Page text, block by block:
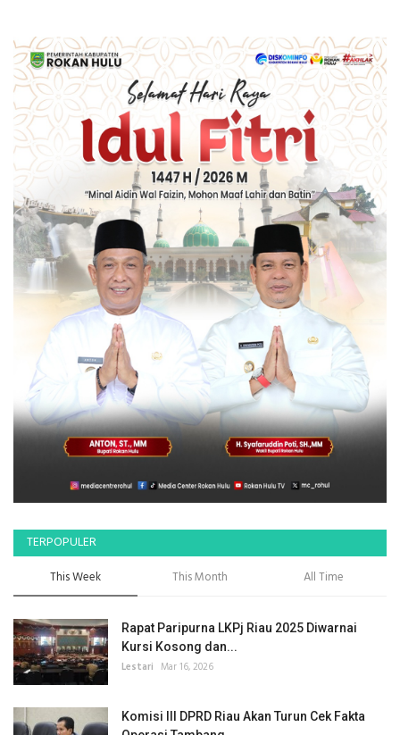
TERPOPULER
This Week This Month All Time
Rapat Paripurna LKPj Riau 2025 Diwarnai
Kursi Kosong dan...
Lestari Mar 16, 2026
Komisi III DPRD Riau Akan Turun Cek Fakta